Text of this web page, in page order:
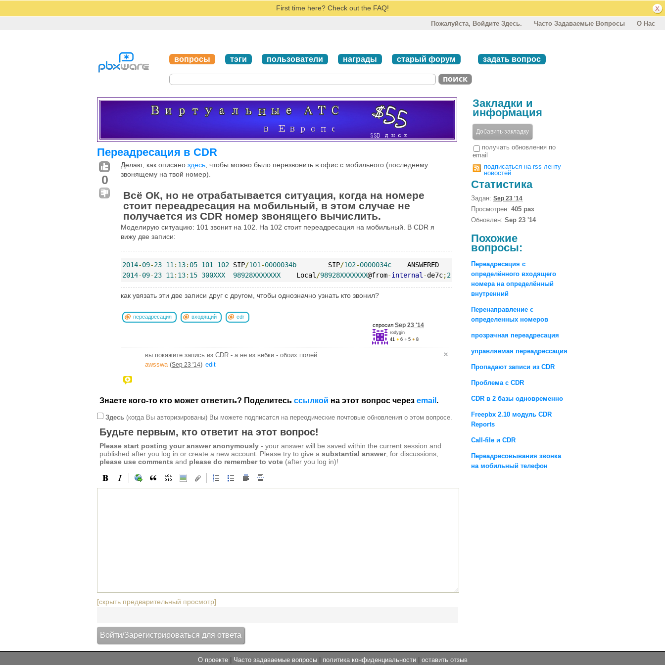
First time here? Check out the FAQ!
Пожалуйста, Войдите Здесь. Часто Задаваемые Вопросы О Нас
вопросы тэги пользователи награды старый форум задать вопрос
Переадресация в CDR
0
Делаю, как описано здесь , чтобы можно было перезвонить в офис с мобильного (последнему
звонящему на твой номер).
Всё ОК, но не отрабатывается ситуация, когда на номере
стоит переадресация на мобильный, в этом случае не
получается из CDR номер звонящего вычислить.
Моделирую ситуацию: 101 звонит на 102. На 102 стоит переадресация на мобильный. В CDR я
вижу две записи:
2014-09-23 11 : 13: 05 101 102 SIP/101 -0000034b SIP/102-0000034c ANSWERED
2014-09-23 11 : 13: 15 300XXX 98928XXXXXXX Local /98928XXXXXXX@from-internal -de7c;2 SIP/Beeline1-0000034d NO ANSWER
как увязать эти две записи друг с другом, чтобы однозначно узнать кто звонил?
переадресация входящий
cdr
спросил Sep 23 '14
rodygin
41 ● 6 ● 5 ● 8
вы покажите запись из CDR - а не из вебки - обоих полей
awsswa (Sep 23 '14) edit
Знаете кого-то кто может ответить? Поделитесь ссылкой на этот вопрос через email .
Здесь (когда Вы авторизированы) Вы можете подписатся на переодические почтовые обновления о этом вопросе.
Будьте первым, кто ответит на этот вопрос!
Please start posting your answer anonymously - your answer will be saved within the current session and
published after you log in or create a new account. Please try to give a substantial answer, for discussions,
please use comments and please do remember to vote (after you log in)!
[скрыть предварительный просмотр]
Закладки и
информация
Добавить закладку
получать обновления по
email
подписаться на rss ленту
новостей
Статистика
Задан: Sep 23 '14
Просмотрен: 405 раз
Обновлен: Sep 23 '14
Похожие
вопросы:
Переадресация с
определённого входящего
номера на определённый
внутренний
Перенаправление с
определенных номеров
прозрачная переадресация
управляемая переадрессация
Пропадают записи из CDR
Проблема с CDR
CDR в 2 базы одновременно
Freepbx 2.10 модуль CDR
Reports
Call-file и CDR
Переадресовывания звонка
на мобильный телефон
О проекте Часто задаваемые вопросы политика конфиденциальности оставить отзыв